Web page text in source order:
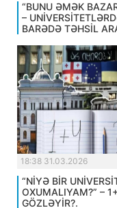
“BUNU ƏMƏK
–
BARƏDƏ TƏHSİL
18:38 31.03.2026
“NİYƏ BİR
OXUMALIYAM?” –
GÖZLƏYİR?.